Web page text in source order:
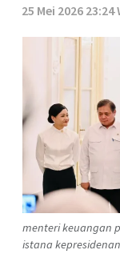
25 Mei 2026 23:24
menteri keuangan
istana